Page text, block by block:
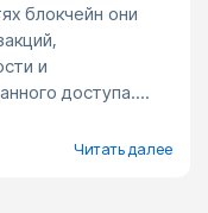
блокчейн они
и
доступа....
Читать далее